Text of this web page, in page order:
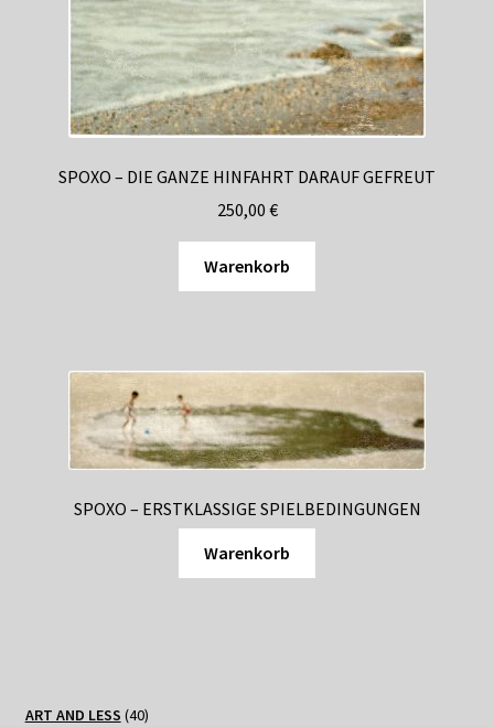
SPOXO – DIE GANZE HINFAHRT DARAUF GEFREUT
250,00 €
Warenkorb
SPOXO – ERSTKLASSIGE SPIELBEDINGUNGEN
Warenkorb
ART AND LESS 4040